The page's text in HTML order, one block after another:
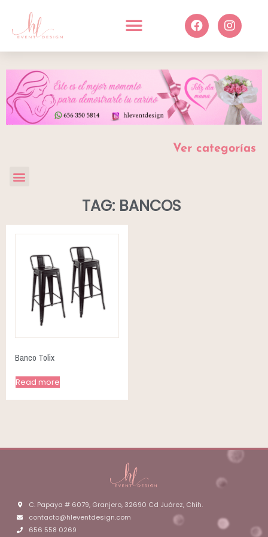
Ver categorías
TAG: BANCOS
Banco Tolix
Read more
C. Papaya # 6079, Granjero, 32690 Cd Juárez, Chih.
contacto@hleventdesign.com
656 558 0269